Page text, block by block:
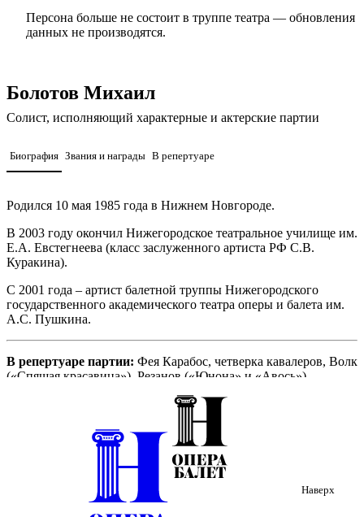
Персона больше не состоит в труппе театра — обновления
данных не производятся.
Болотов Михаил
Солист, исполняющий характерные и актерские партии
Биография Звания и награды В репертуаре
Родился 10 мая 1985 года в Нижнем Новгороде.
В 2003 году окончил Нижегородское театральное училище им.
Е.А. Евстегнеева (класс заслуженного артиста РФ С.В.
Куракина).
С 2001 года – артист балетной труппы Нижегородского
государственного академического театра оперы и балета им.
А.С. Пушкина.
В репертуаре партии: Фея Карабос, четверка кавалеров, Волк
(«Спящая красавица»), Резанов («Юнона» и «Авось»),
«Болеро» («Пламя страсти и любви»), Атаман («Тысяча и одна
ночь»), Амур («Пиковая дама», танго («Весёлая вдова»),
Офицер («Севастопольский вальс»), Грек Зорба («Сиртаки»),
Лель («Русалка»), Клод Фроло, Друг («Эсмеральда»), Венсан
(«Одна любовь, одна жизнь»), Энрико («Истории любви»),
Удря («Безымянная звезда»), Гирей («Бахчисарайский
Наверх